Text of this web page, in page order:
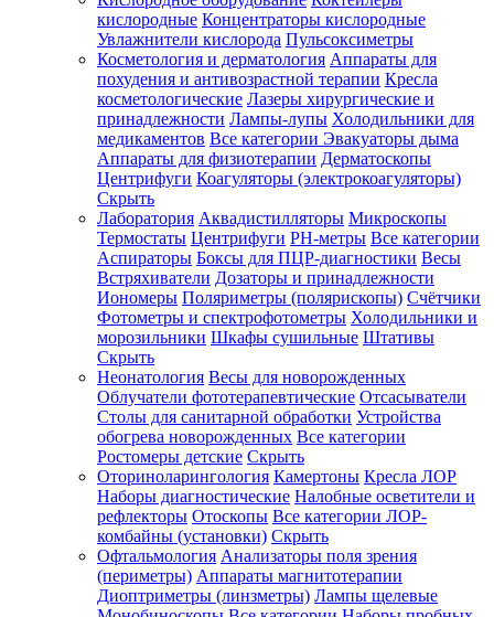
Зарегистрироваться
Зачем
регистрироваться?
Все
покупки
одном
месте
Личный
менеджер
Отслеживание
статуса
заказа
кислородные Концентраторы кислородные
Увлажнители кислорода Пульсоксиметры
Косметология и дерматология Аппараты для
похудения и антивозрастной терапии Кресла
косметологические Лазеры хирургические и
принадлежности Лампы-лупы Холодильники для
медикаментов Все категории Эвакуаторы дыма
Аппараты для физиотерапии Дерматоскопы
Центрифуги Коагуляторы (электрокоагуляторы)
Скрыть
Лаборатория Аквадистилляторы Микроскопы
Термостаты Центрифуги PH-метры Все категории
Аспираторы Боксы для ПЦР-диагностики Весы
Встряхиватели Дозаторы и принадлежности
Иономеры Поляриметры (полярископы) Счётчики
Фотометры и спектрофотометры Холодильники и
морозильники Шкафы сушильные Штативы
Скрыть
Неонатология Весы для новорожденных
Облучатели фототерапевтические Отсасыватели
Столы для санитарной обработки Устройства
обогрева новорожденных Все категории
Ростомеры детские Скрыть
Оториноларингология Камертоны Кресла ЛОР
Наборы диагностические Налобные осветители и
рефлекторы Отоскопы Все категории ЛОР-
комбайны (установки) Скрыть
Офтальмология Анализаторы поля зрения
(периметры) Аппараты магнитотерапии
Диоптриметры (линзметры) Лампы щелевые